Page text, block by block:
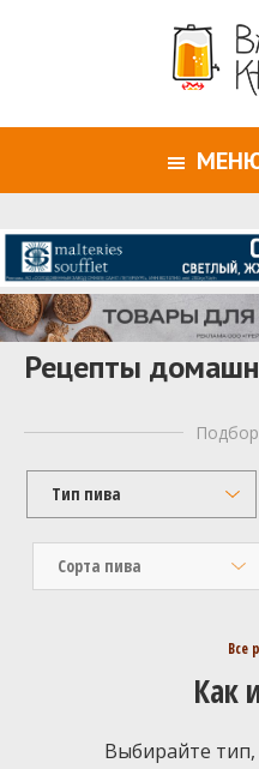
Рецепты
Тип пива
Сорта пива
Все
Как
Выбирайте тип,